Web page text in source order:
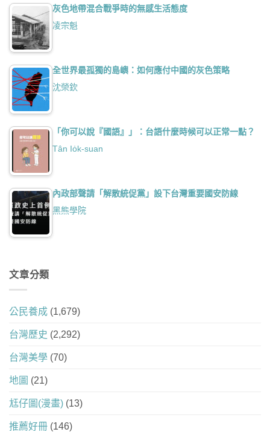
灰色地帶混合戰爭時的無感生活態度
凌宗魁
全世界最孤獨的島嶼：如何應付中國的灰色策略
沈榮欽
「你可以說『國語』」：台語什麼時候可以正常一點？
Tân Io̍k-suan
內政部聲請「解散統促黨」設下台灣重要國安防線
黑熊學院
文章分類
公民養成 (1,679)
台灣歷史 (2,292)
台灣美學 (70)
地圖 (21)
尪仔圖(漫畫) (13)
推薦好冊 (146)